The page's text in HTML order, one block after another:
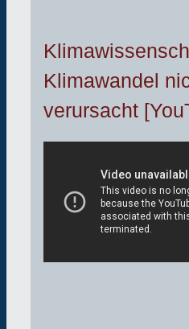
Klimawandel
verursacht